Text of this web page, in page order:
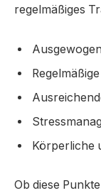
regelmäßiges
Körperliche
Ob diese